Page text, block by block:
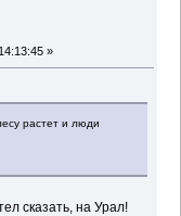
»
растет и люди
сказать, на Урал!